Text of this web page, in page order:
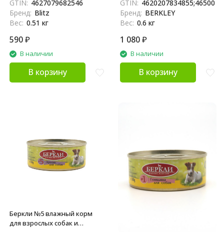
GTIN: 4627079682546
Бренд: Blitz
Вес: 0.51 кг
590₽
В наличии
В корзину
x 6 шт
GTIN:
Бренд: BERKLEY
Вес: 0.6 кг
1 080₽
В наличии
В корзину
Беркли №5 влажный корм
для взрослых собак и